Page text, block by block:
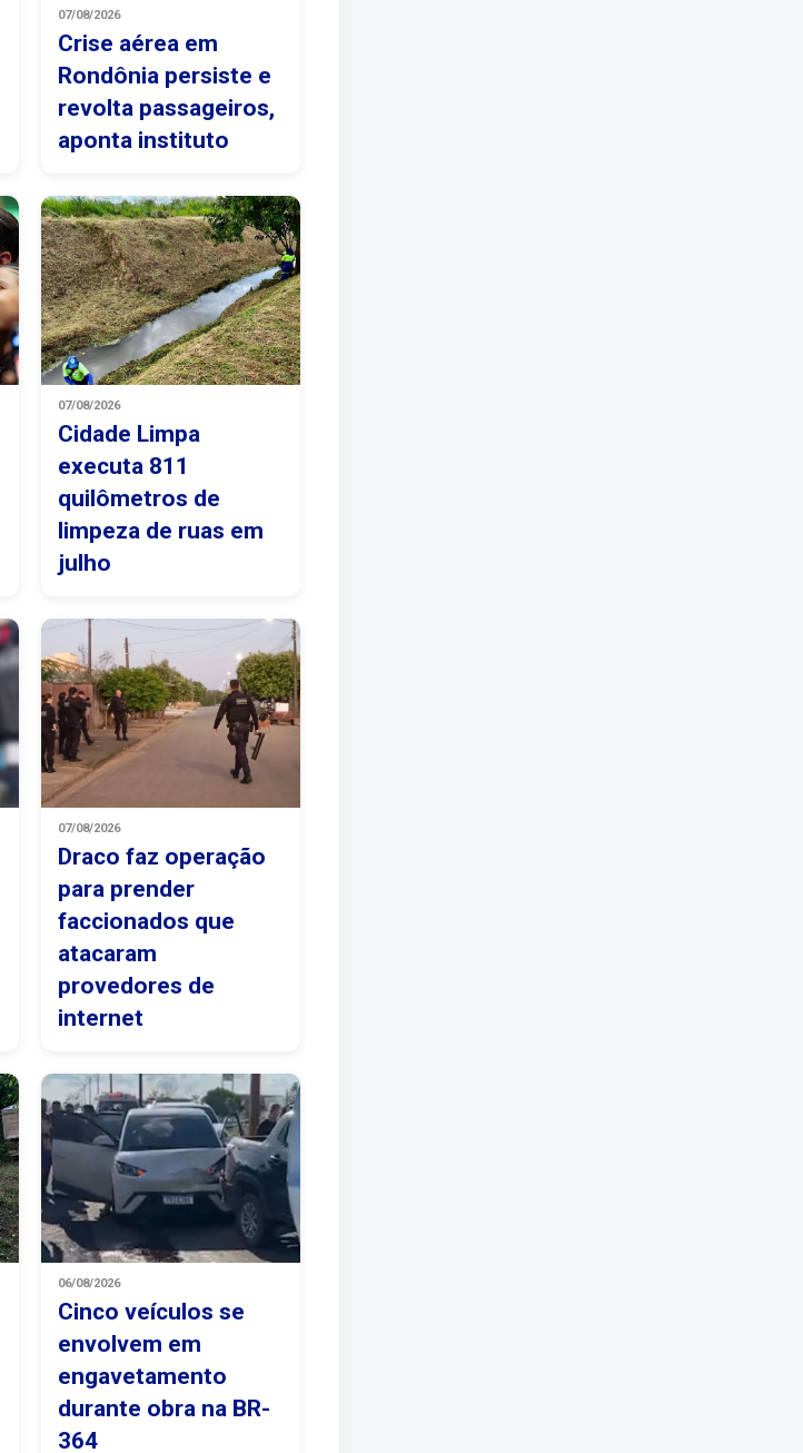
07/08/2026
Crise aérea em
Rondônia persiste e
revolta passageiros,
aponta instituto
07/08/2026
Cidade Limpa
executa 811
quilômetros de
limpeza de ruas em
julho
07/08/2026
Draco faz operação
para prender
faccionados que
atacaram
provedores de
internet
06/08/2026
Cinco veículos se
envolvem em
engavetamento
durante obra na BR-
364